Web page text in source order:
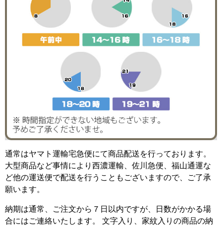
通常はヤマト運輸宅急便にて商品配送を行っております。
大型商品など事情により西濃運輸、佐川急便、福山通運な
ど他の運送便で配送を行うこともございますので、ご了承
願います。
納期は通常、ご注文から７日以内ですが、日数がかかる場
合にはご連絡いたします。 文字入り、家紋入りの商品の納